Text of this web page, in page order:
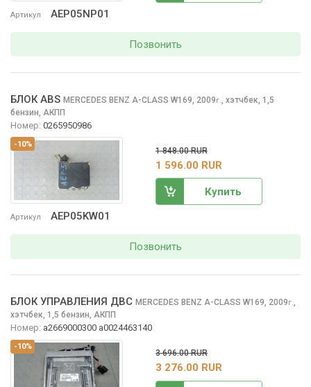
Артикул AEP05NP01
Позвонить
-10%
Артикул AEP05KW01
БЛОК ABS MERCEDES BENZ A-CLASS W169, 2009г., хэтчбек, 1,5
бензин, АКПП
Номер: 0265950986
1 848.00 RUR
1 596.00 RUR
Купить
Позвонить
-10%
БЛОК УПРАВЛЕНИЯ ДВС MERCEDES BENZ A-CLASS W169, 2009г.,
хэтчбек, 1,5 бензин, АКПП
Номер: a2669000300 a0024463140
3 696.00 RUR
3 276.00 RUR